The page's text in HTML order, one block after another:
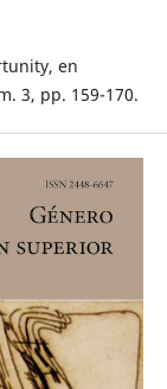
en
3, pp. 159-170.